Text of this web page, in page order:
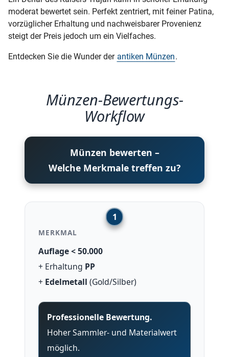
moderat bewertet sein. Perfekt zentriert, mit feiner Patina,
vorzüglicher Erhaltung und nachweisbarer Provenienz
steigt der Preis jedoch um ein Vielfaches.
Entdecken Sie die Wunder der antiken Münzen.
Münzen-Bewertungs-
Workflow
Münzen bewerten –
Welche Merkmale treffen zu?
MERKMAL
Auflage < 50.000
+ Erhaltung PP
+ Edelmetall (Gold/Silber)
Professionelle Bewertung.
Hoher Sammler- und Materialwert
möglich.